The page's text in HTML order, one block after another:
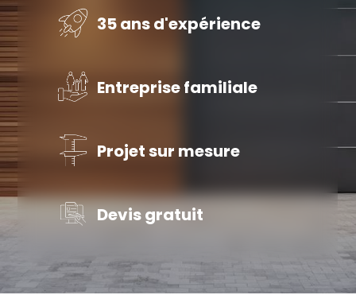
35 ans d'expérience
Entreprise familiale
Projet sur mesure
Devis gratuit